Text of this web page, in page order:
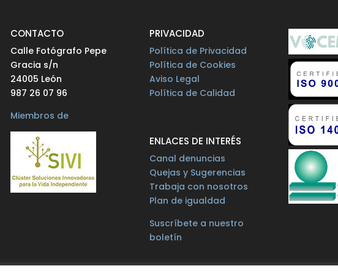
CONTACTO
Calle Fotógrafo Pepe
Gracia s/n
24005 León
987 26 07 96
Miembros de
PRIVACIDAD
Política de Privacidad
Política de Cookies
Aviso Legal
Política de Calidad
ENLACES DE INTERÉS
Canal denuncias
Quejas y Sugerencias
Trabaja con nosotros
Plan de igualdad
Suscríbete a nuestro
boletín